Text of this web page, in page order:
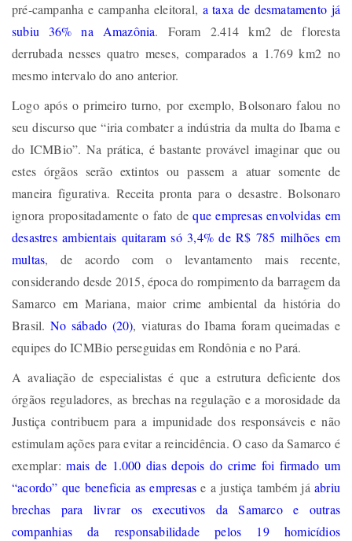
pré-campanha e campanha eleitoral, a taxa de desmatamento já
subiu 36% na Amazônia. Foram 2.414 km2 de floresta
derrubada nesses quatro meses, comparados a 1.769 km2 no
mesmo intervalo do ano anterior.
Logo após o primeiro turno, por exemplo, Bolsonaro falou no
seu discurso que “iria combater a indústria da multa do Ibama e
do ICMBio”. Na prática, é bastante provável imaginar que ou
estes órgãos serão extintos ou passem a atuar somente de
maneira figurativa. Receita pronta para o desastre. Bolsonaro
ignora propositadamente o fato deque empresas envolvidas em
desastres ambientais quitaram só 3,4% de R$ 785 milhões em
multas, de acordo com o levantamento mais recente,
considerando desde 2015, época do rompimento da barragem da
Samarco em Mariana, maior crime ambiental da história do
Brasil. No sábado (20), viaturas do Ibama foram queimadas e
equipes do ICMBio perseguidas em Rondônia e no Pará.
A avaliação de especialistas é que a estrutura deficiente dos
órgãos reguladores, as brechas na regulação e a morosidade da
Justiça contribuem para a impunidade dos responsáveis e não
estimulam ações para evitar a reincidência. O caso da Samarco é
exemplar:mais de 1.000 dias depois do crime foi firmado um
“acordo” que beneficia as empresas e a justiça também já abriu
brechas para livrar os executivos da Samarco e outras
companhias da responsabilidade pelos 19 homicídios